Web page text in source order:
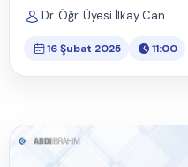
Dr. Öğr. Üyesi İlkay Can
16 Şubat 2025 11:00